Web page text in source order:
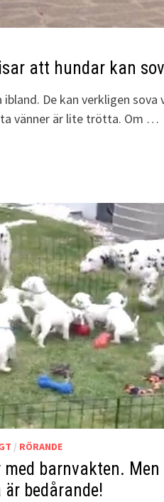
att hundar kan
ibland. De kan verkligen
vänner är lite trötta. Om …
/ RÖRANDE
med barnvakten.
bedårande!